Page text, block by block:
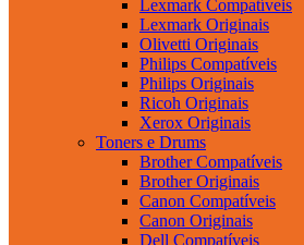
Lexmark Compatíveis
Lexmark Originais
Olivetti Originais
Philips Compatíveis
Philips Originais
Ricoh Originais
Xerox Originais
Toners e Drums
Brother Compatíveis
Brother Originais
Canon Compatíveis
Canon Originais
Dell Compatíveis